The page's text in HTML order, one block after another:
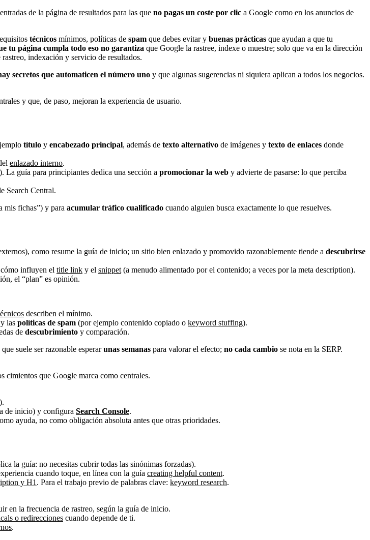
de la página de resultados para las que no pagas un coste por clic a Google como en los anuncios de
técnicos mínimos, políticas de spam que debes evitar y buenas prácticas que ayudan a que tu
tu página cumpla todo eso no garantiza que Google la rastree, indexe o muestre; solo que va en la dirección
rastreo, indexación y servicio de resultados.
secretos que automaticen el número uno y que algunas sugerencias ni siquiera aplican a todos los negocios.
y que, de paso, mejoran la experiencia de usuario.
título y encabezado principal, además de texto alternativo de imágenes y texto de enlaces donde
enlazado interno.
guía para principiantes dedica una sección a promocionar la web y advierte de pasarse: lo que perciba
Search Central.
mis fichas”) y para acumular tráfico cualificado cuando alguien busca exactamente lo que resuelves.
como resume la guía de inicio; un sitio bien enlazado y promovido razonablemente tiende a descubrirse
influyen el title link y el snippet (a menudo alimentado por el contenido; a veces por la meta description).
el “plan” es opinión.
describen el mínimo.
las políticas de spam (por ejemplo contenido copiado o keyword stuffing).
de descubrimiento y comparación.
que suele ser razonable esperarunas semanas para valorar el efecto; no cada cambio se nota en la SERP.
cimientos que Google marca como centrales.
de inicio) y configura Search Console.
ayuda, no como obligación absoluta antes que otras prioridades.
la guía: no necesitas cubrir todas las sinónimas forzadas).
cuando toque, en línea con la guía creating helpful content.
y H1 . Para el trabajo previo de palabras clave: keyword research.
en la frecuencia de rastreo, según la guía de inicio.
o redirecciones cuando depende de ti.
.